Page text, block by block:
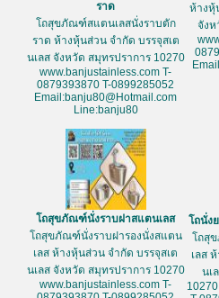
ราด
โถสุขภัณฑ์สแตนเลสนั่งราบตัก
ราด ห้างหุ้นส่วน จำกัด บรรจุสเต
นเลส จังหวัด สมุทรปราการ 10270
www.banjustainless.com T-
0879393870 T-0899285052
Email:banju80@Hotmail.com
Line:banju80
ห้างหุ้
จังห
โถสุขภัณฑ์นั่งราบฝาสแตนเลส
โถสุขภัณฑ์นั่งราบฝารองนั่งสแตน
เลส ห้างหุ้นส่วน จำกัด บรรจุสเต
นเลส จังหวัด สมุทรปราการ 10270
www.banjustainless.com T-
โถนั่ง
โถสุ
เลส
นเ